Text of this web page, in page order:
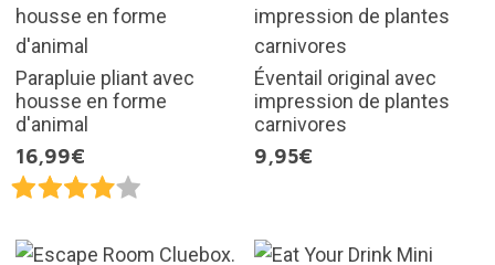
Parapluie pliant avec
housse en forme
d'animal
16,99€
Éventail original avec
impression de plantes
carnivores
9,95€